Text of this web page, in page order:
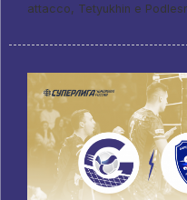
attacco, Tetyukhin e